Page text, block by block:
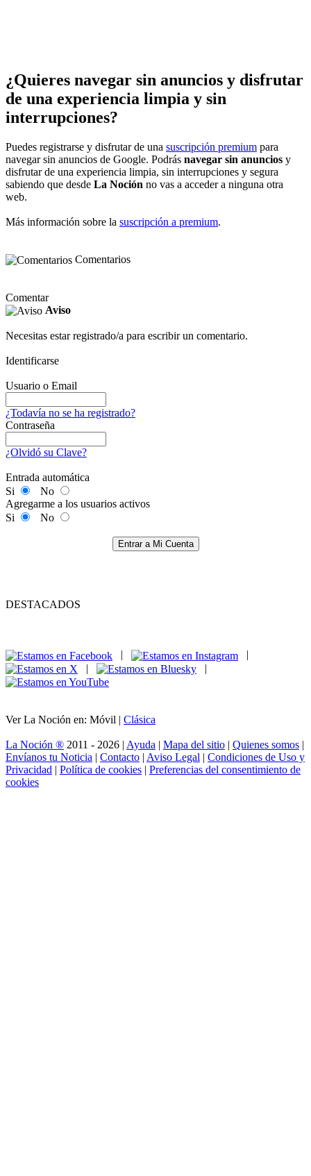
¿Quieres navegar sin anuncios y disfrutar
de una experiencia limpia y sin
interrupciones?
Puedes registrarse y disfrutar de una suscripción premium para
navegar sin anuncios de Google. Podrás navegar sin anuncios y
disfrutar de una experiencia limpia, sin interrupciones y segura
sabiendo que desde La Noción no vas a acceder a ninguna otra
web.
Más información sobre la suscripción a premium.
Comentarios
Comentar
Aviso
Necesitas estar registrado/a para escribir un comentario.
Identificarse
Usuario o Email
¿Todavía no se ha registrado?
Contraseña
¿Olvidó su Clave?
Entrada automática
Si
No
Agregarme a los usuarios activos
Si
No
Entrar a Mi Cuenta
DESTACADOS
|
|
Ver La Noción en: Móvil | Clásica
La Noción ® 2011 - 2026 | Ayuda | Mapa del sitio | Quienes somos |
Envíanos tu Noticia | Contacto | Aviso Legal | Condiciones de Uso y
Privacidad | Política de cookies | Preferencias del consentimiento de
cookies